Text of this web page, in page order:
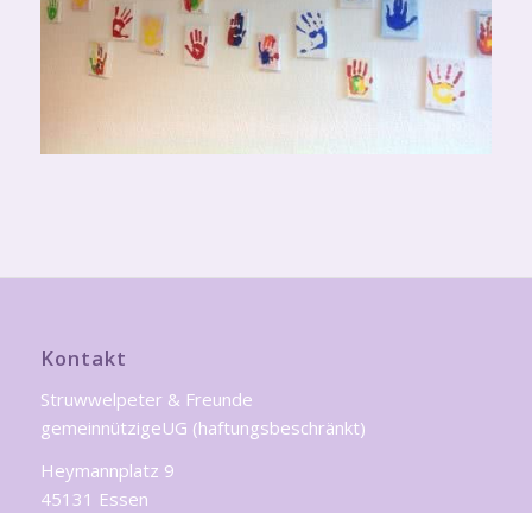
Kontakt
Struwwelpeter & Freunde
gemeinnützigeUG (haftungsbeschränkt)
Heymannplatz 9
45131 Essen